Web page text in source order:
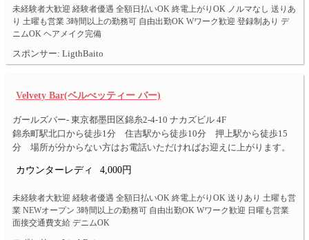
未経験者大歓迎 経験者優遇 全額日払いOK 終電上がりOK ノルマなし 送りあ
り 土曜も営業 3時間以上の勤務可 自由出勤OK Wワーク歓迎 登録制あり デ
ニムOK ヘアメイク完備
スポンサー: LigthBaito
Velvety Bar(ベルべッティー バー)
ガールズバー- 東京都墨田区錦糸2-4-10 ナカズビル 4F
錦糸町駅北口から徒歩1分 住吉駅から徒歩10分 押上駅から徒歩15
分 場所が分からない方はお電話いただければお迎えに上がります。
カウンターレディ 4,000円
未経験者大歓迎 経験者優遇 全額日払いOK 終電上がりOK 送りあり 土曜も営
業 NEWオープン 3時間以上の勤務可 自由出勤OK Wワーク歓迎 日曜も営業
面接交通費支給 デニムOK